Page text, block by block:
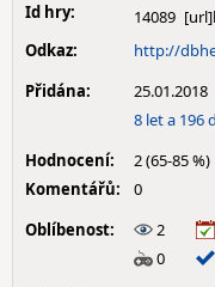
Id hry:
14089
Odkaz:
http://
Přidána:
25.01.2018
8 let a 196
Hodnocení:
2 (65-85 %)
Komentářů:
0
Oblíbenost:
2
0